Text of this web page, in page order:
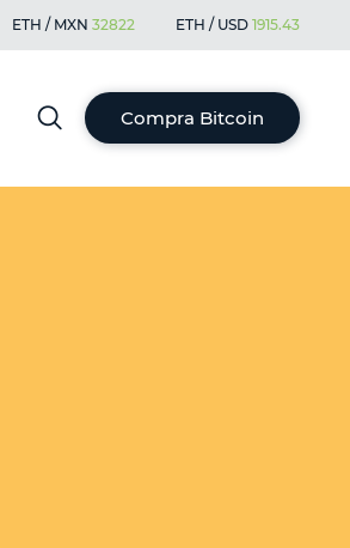
ETH / MXN 32822 ETH / USD 1915.43
Compra Bitcoin